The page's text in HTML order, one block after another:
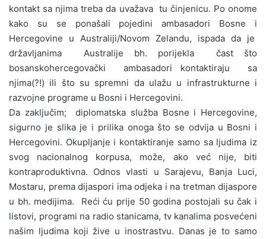
kontakt sa njima treba da uvažava tu činjenicu. Po onome
kako su se ponašali pojedini ambasadori Bosne i
Hercegovine u Australiji/Novom Zelandu, ispada da je
državljanima Australije bh. porijekla čast što
bosanskohercegovački ambasadori kontaktiraju sa
njima(?!) ili što su spremni da ulažu u infrastrukturne i
razvojne programe u Bosni i Hercegovini.
Da zaključim; diplomatska služba Bosne i Hercegovine,
sigurno je slika je i prilika onoga što se odvija u Bosni i
Hercegovini. Okupljanje i kontaktiranje samo sa ljudima iz
svog nacionalnog korpusa, može, ako već nije, biti
kontraproduktivna. Odnos vlasti u Sarajevu, Banja Luci,
Mostaru, prema dijaspori ima odjeka i na tretman dijaspore
u bh. medijima. Reći ću prije 50 godina postojali su čak i
listovi, programi na radio stanicama, tv kanalima posvećeni
našim ljudima koji žive u inostrastvu. Danas je to samo